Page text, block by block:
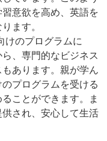
意欲を高め、英語を
ます。
けのプログラムに
、専門的なビジネス
あります。親が学ん
プログラムを受ける
ことができます。ま
され、安心して生活